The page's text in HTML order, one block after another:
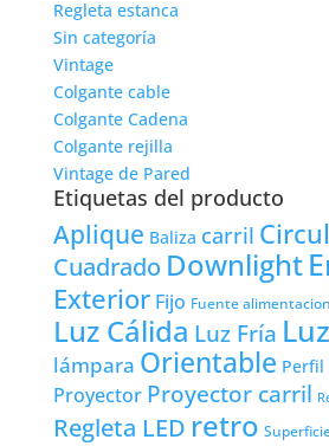
Regleta estanca
Sin categoría
Vintage
Colgante cable
Colgante Cadena
Colgante rejilla
Vintage de Pared
Etiquetas del producto
Aplique Baliza carril
Cuadrado Downlight
Exterior Fijo Fuente alimentacion
Luz Cálida Luz Fría
lámpara Orientable Perfil
Proyector Proyector carril
Regleta LED retro